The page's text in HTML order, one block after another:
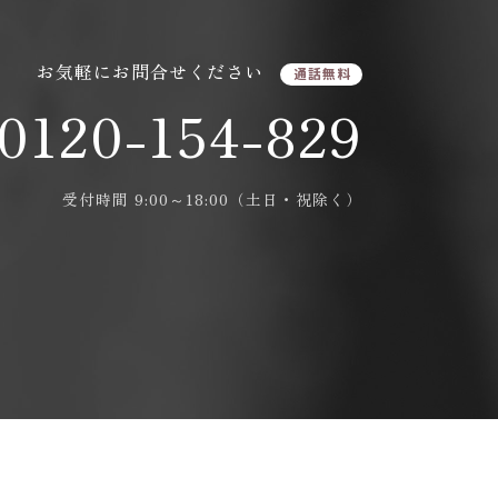
お気軽にお問合せください 通話無料
154-829
受付時間 9:00～18:00（土日・祝除く）